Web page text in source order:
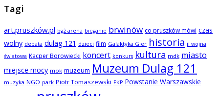
Tagi
art.pruszków.pl bgż arena bieganie brwinów co pruszków mówi czas
wolny debata dulag 121 dzieci film Galaktyka Gier historia ii wojna
światowa Kacper Borowiecki koncert konkurs kultura mdk miasto
miejsce mocy mok muzeum Muzeum Dulag 121
muzyka NGO park Piotr Tomaszewski PKP Powstanie Warszawskie